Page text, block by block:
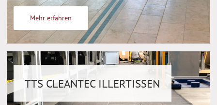
Mehr erfahren
TTS CLEANTEC ILLERTISSEN